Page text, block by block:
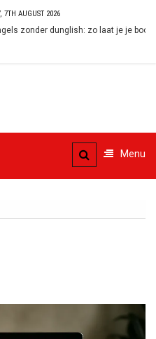
7TH AUGUST 2026
dunglish: zo laat je je
Menu